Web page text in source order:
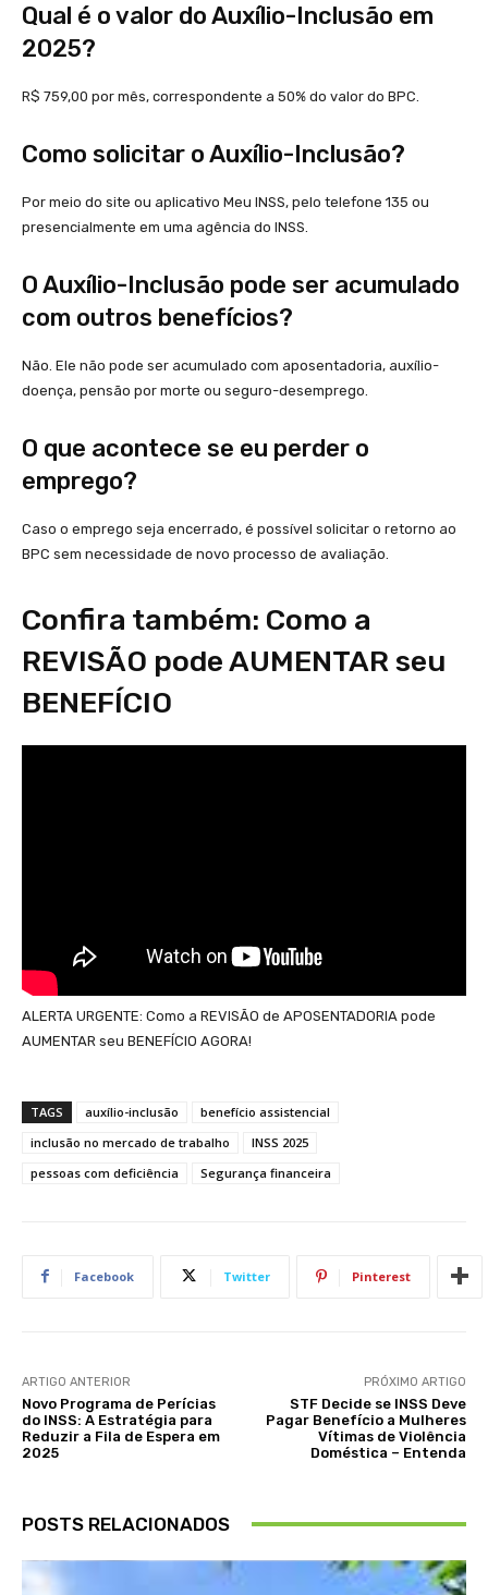
Qual é o valor do Auxílio-Inclusão em
2025?
R$ 759,00 por mês, correspondente a 50% do valor do BPC.
Como solicitar o Auxílio-Inclusão?
Por meio do site ou aplicativo Meu INSS, pelo telefone 135 ou
presencialmente em uma agência do INSS.
O Auxílio-Inclusão pode ser acumulado
com outros benefícios?
Não. Ele não pode ser acumulado com aposentadoria, auxílio-
doença, pensão por morte ou seguro-desemprego.
O que acontece se eu perder o
emprego?
Caso o emprego seja encerrado, é possível solicitar o retorno ao
BPC sem necessidade de novo processo de avaliação.
Confira também: Como a
REVISÃO pode AUMENTAR seu
BENEFÍCIO
ALERTA URGENTE: Como a REVISÃO de APOSENTADORIA pode
AUMENTAR seu BENEFÍCIO AGORA!
TAGS auxílio-inclusão
benefício assistencial
inclusão no mercado de trabalho
INSS 2025
pessoas com deficiência
Segurança financeira
Facebook Twitter Pinterest
ARTIGO ANTERIOR
Novo Programa de Perícias
do INSS: A Estratégia para
Reduzir a Fila de Espera em
2025
PRÓXIMO ARTIGO
STF Decide se INSS Deve
Pagar Benefício a Mulheres
Vítimas de Violência
Doméstica – Entenda
POSTS RELACIONADOS